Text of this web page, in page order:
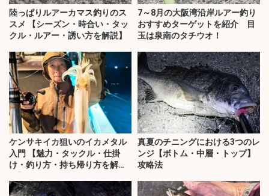
陸っぱりルアーカマス釣りのス
スメ 【シーズン・時合い・タッ
クル・ルアー・誘い方を解説】
7～8月の大阪湾沿岸ルアー釣り
おすすめターゲットを紹介 目
玉は泉南のタチウオ！
ケンサキイカ狙いのイカメタル
入門 【魅力・タックル・仕掛
け・釣り方・持ち帰り方を解
真夏のチニングにおける3つのレ
ンジ【ボトム・中層・トップ】
攻略法